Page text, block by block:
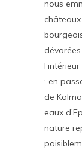
nous
; en
de
eaux
nature